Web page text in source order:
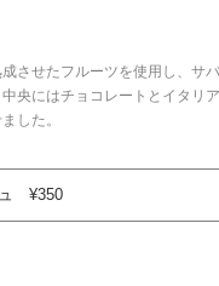
させたフルーツを使用し、サ
央にはチョコレートとイタリ
した。
ュ ¥350